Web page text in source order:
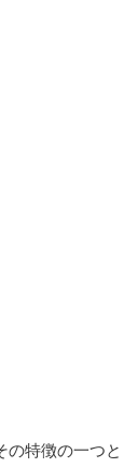
の特徴の一つと